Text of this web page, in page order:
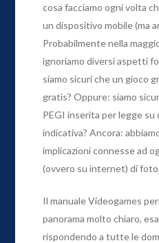
cosa facciamo ogni volta
un dispositivo mobile (ma
Probabilmente nella
ignoriamo diversi aspetti
siamo sicuri che un gioco
gratis? Oppure: siamo
PEGI inserita per legge su
indicativa? Ancora:
implicazioni connesse ad
(ovvero su internet) di
Il manuale Videogames
panorama molto chiaro,
rispondendo a tutte le